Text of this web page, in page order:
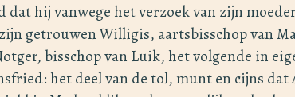
dat hij vanwege het verzoek van zijn
getrouwen Willigis, aartsbisschop van
bisschop van Luik, het volgende in
het deel van de tol, munt en cijns